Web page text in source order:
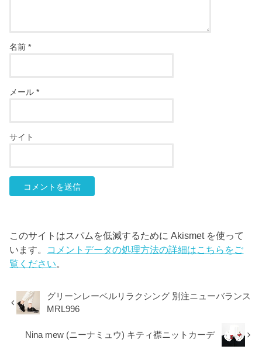
名前*
メール*
サイト
このサイトはスパムを低減するために Akismet を使って
います。 コメントデータの処理方法の詳細はこちらをご
覧ください。
グリーンレーベルリラクシング 別注ニューバランス
MRL996
Nina mew (ニーナミュウ) キティ襟ニットカーデ